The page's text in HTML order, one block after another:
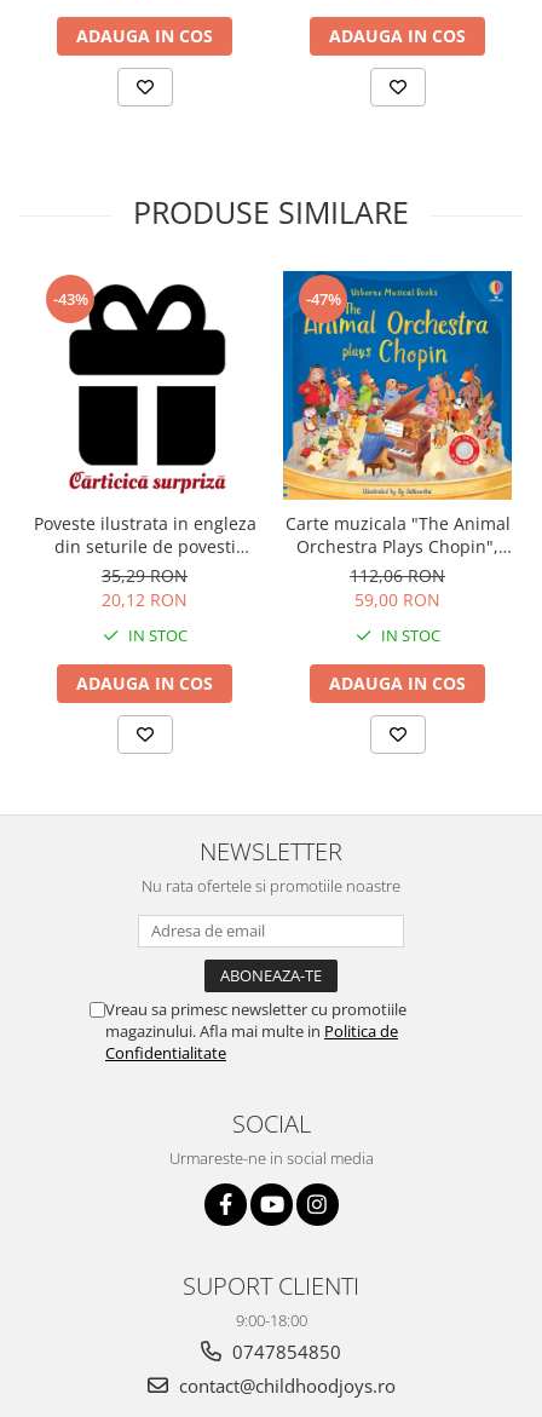
ADAUGA IN COS ADAUGA IN COS
PRODUSE SIMILARE
-43%
Poveste ilustrata in engleza
din seturile de povesti
Usborne
35,29 RON
20,12 RON
IN STOC
ADAUGA IN COS
-47%
Carte muzicala "The Animal
Orchestra Plays Chopin",
cartonata, Usborne
112,06 RON
59,00 RON
IN STOC
ADAUGA IN COS
NEWSLETTER
Nu rata ofertele si promotiile noastre
Vreau sa primesc newsletter cu promotiile
magazinului. Afla mai multe in Politica de
Confidentialitate
SOCIAL
Urmareste-ne in social media
SUPORT CLIENTI
9:00-18:00
0747854850
contact@childhoodjoys.ro